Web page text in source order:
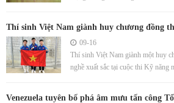
Thí sinh Việt Nam giành huy chương đồng
09-16
Thí sinh Việt Nam giành một huy
nghề xuất sắc tại cuộc thi Kỹ năng
Venezuela tuyên bố phá âm mưu tấn công